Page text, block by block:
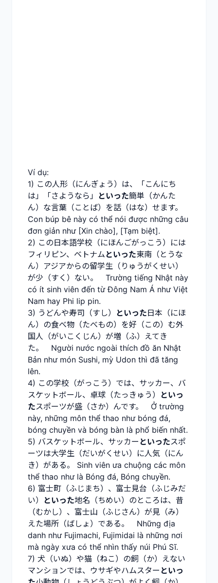
Ví dụ:
1) この人形（にんぎょう）は、「こんにち
は」「さようなら」
といった簡単（かんた
ん）な言葉（ことば）を話（はな）せます。
Con búp bê này có thể nói được những câu
đơn giản như [Xin chào], [Tạm biệt].
2) この日本語学校（にほんごがっこう）には
フィリピン、ベトナム といった東南（とうな
ん）アジアからの留学生（りゅうがくせい）
が少（すく）ない。 Trường tiếng Nhật này
có ít sinh viên đến từ Đông Nam Á như Việt
Nam hay Phi lip pin.
3) うどんや寿司（すし）
といった日本（にほ
ん）の食べ物（たべもの）を好（この）む外
国人（がいこくじん）が増（ふ）えてき
た。 Người nước ngoài thích đồ ăn Nhật
Bản như món Sushi, mỳ Udon thì đã tăng
lên.
4) この学校（がっこう）では、サッカー、バ
スケットボール、卓球（たっきゅう）
といっ
たスポーツが盛（さか）んです。 Ở trường
này, những môn thể thao như bóng đá,
bóng chuyền và bóng bàn là phổ biến nhất.
5) バスケットボール、サッカー といったスポ
ーツは大学生（だいがくせい）に人気（にん
き）がある。 Sinh viên ưa chuộng các môn
thể thao như là Bóng đá, Bóng chuyền.
6) 富士町（ふじまち）、富士見台（ふじみだ
い）
といった地名（ちめい）のところは、昔
（むかし）、富士山（ふじさん）が見（み）
えた場所（ばしょ）である。 Những địa
danh như Fujimachi, Fujimidai là những nơi
mà ngày xưa có thể nhìn thấy núi Phú Sĩ.
7) 犬（いぬ）や猫（ねこ）の飼（か）えない
マンションでは、ウサギやハムスター といっ